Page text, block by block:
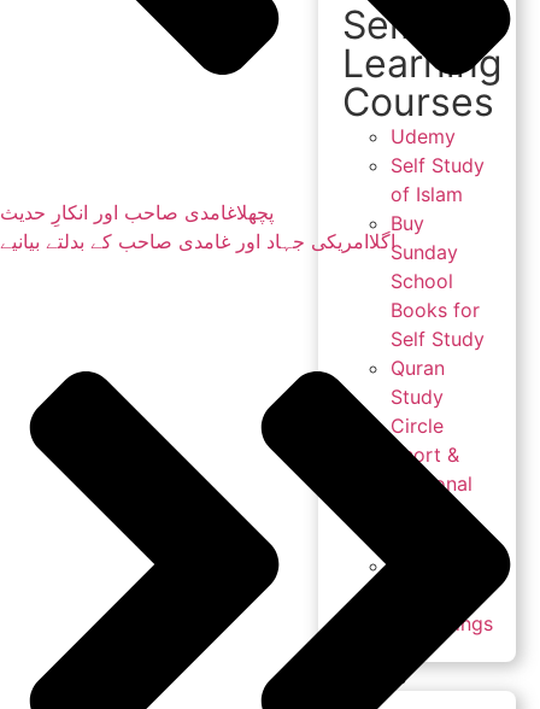
Self-
Learning
Courses
Udemy
Self Study
of Islam
Buy
Sunday
School
Books for
Self Study
Quran
Study
Circle
Short &
Seasonal
Courses
Recordings
Services
پچھلاغامدی صاحب اور انکارِ حدیث
اگلاامریکی جہاد اور غامدی صاحب کے بدلتے بیانیے